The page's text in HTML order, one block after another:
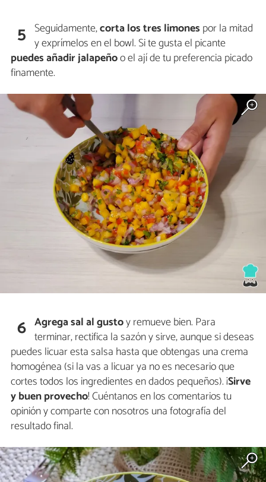
5 Seguidamente,corta lostres limones por la mitad
y exprímelos en el bowl. Si te gusta el picante
puedes añadirjalapeñoo el ají de tu preferencia picado
finamente.
6 Agregasal al gustoy remueve bien. Para
terminar, rectifica la sazón y sirve, aunque si deseas
puedes licuar esta salsa hasta que obtengas una crema
homogénea (si la vas a licuar ya no es necesario que
cortes todos los ingredientes en dados pequeños). ¡Sirve
y buen provecho! Cuéntanos en los comentarios tu
opinión y comparte con nosotros una fotografía del
resultado final.